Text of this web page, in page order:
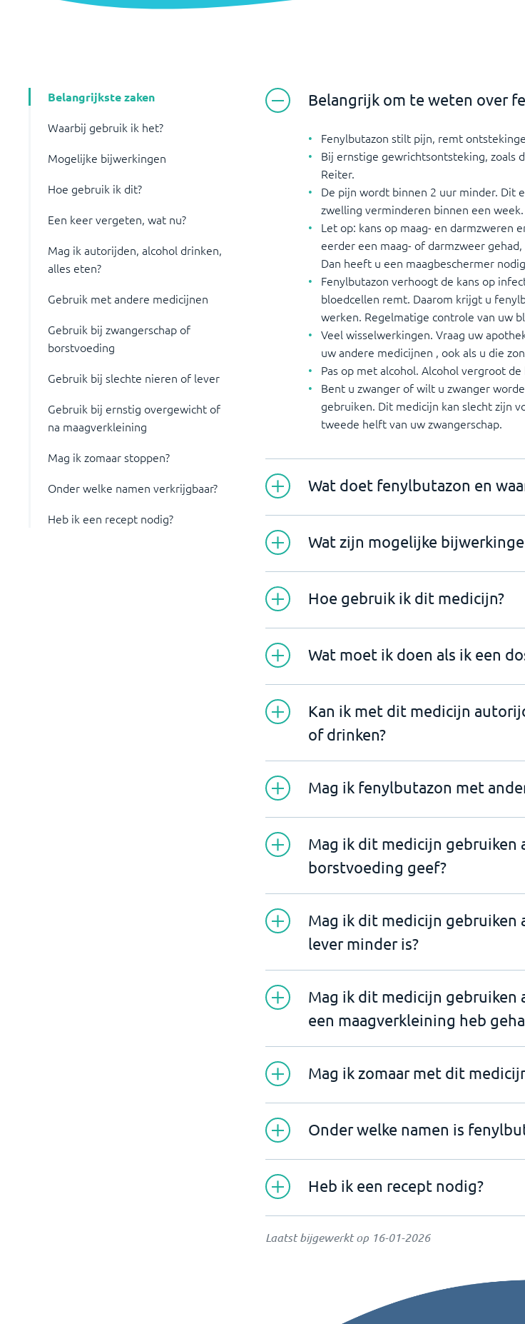
Belangrijkste zaken
Waarbij gebruik ik het?
Mogelijke bijwerkingen
Hoe gebruik ik dit?
Een keer vergeten, wat nu?
Mag ik autorijden, alcohol drinken,
alles eten?
Gebruik met andere medicijnen
Gebruik bij zwangerschap of
borstvoeding
Gebruik bij slechte nieren of lever
Gebruik bij ernstig overgewicht of
na maagverkleining
Mag ik zomaar stoppen?
Onder welke namen verkrijgbaar?
Heb ik een recept nodig?
Belangrijk om te weten over
Fenylbutazon stilt pijn, remt
Bij ernstige gewrichtsontsteking, zoals
Reiter.
De pijn wordt binnen 2 uur minder. Dit
zwelling verminderen binnen een week.
Let op: kans op maag- en darmzweren
eerder een maag- of darmzweer
Dan heeft u een maagbeschermer
Fenylbutazon verhoogt de kans op
bloedcellen remt. Daarom krijgt u
werken. Regelmatige controle van uw
Veel wisselwerkingen. Vraag uw
uw andere medicijnen , ook als u die
Pas op met alcohol. Alcohol vergroot
Bent u zwanger of wilt u zwanger
gebruiken. Dit medicijn kan slecht zijn
tweede helft van uw zwangerschap.
Wat doet fenylbutazon en
Wat zijn mogelijke
Hoe gebruik ik dit medicijn?
Wat moet ik doen als ik een
Kan ik met dit medicijn
of drinken?
Mag ik fenylbutazon met
Mag ik dit medicijn gebruiken
borstvoeding geef?
Mag ik dit medicijn gebruiken
lever minder is?
Mag ik dit medicijn
een maagverkleining heb
Mag ik zomaar met dit
Onder welke namen is
Heb ik een recept nodig?
Laatst bijgewerkt op 16-01-2026